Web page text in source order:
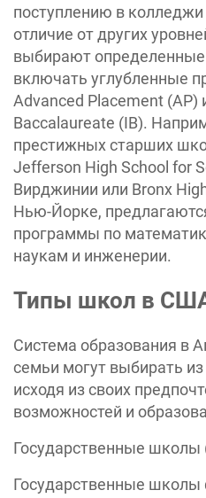
поступлению в
отличие от других
выбирают
включать углубленные
Advanced Placement (AP)
Baccalaureate (IB).
престижных старших
Jefferson High School for
Вирджинии или Bronx
Нью-Йорке,
программы по
наукам и инженерии.
Типы школ в
Система образования в
семьи могут выбирать
исходя из своих
возможностей и
Государственные школы
Государственные школы